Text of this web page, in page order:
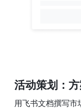
活动策划：
用飞书文档撰写市